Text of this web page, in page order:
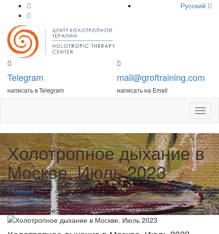
Русский
Telegram
написать в Telegram
mail@groftraining.com
написать на Email
меню
Холотропное дыхание в
Москве. Июль 2023
Главная
События
Холотропное дыхание в Москве. Июль 2023